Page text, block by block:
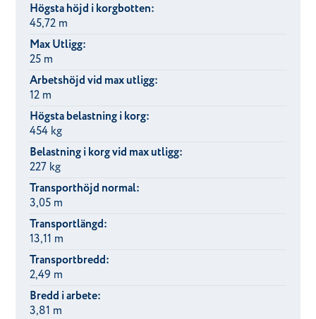
Högsta höjd i korgbotten:
45,72 m
Max Utligg:
25 m
Arbetshöjd vid max utligg:
12 m
Högsta belastning i korg:
454 kg
Belastning i korg vid max utligg:
227 kg
Transporthöjd normal:
3,05 m
Transportlängd:
13,11 m
Transportbredd:
2,49 m
Bredd i arbete:
3,81 m